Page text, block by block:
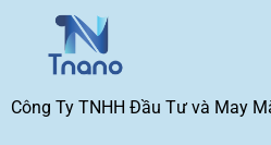
Công Ty TNHH Đầu Tư và May